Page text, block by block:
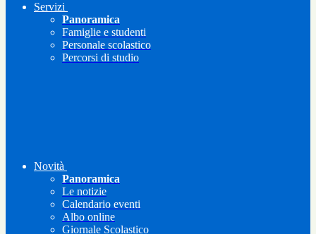
Servizi
Panoramica
Famiglie e studenti
Personale scolastico
Percorsi di studio
Novità
Panoramica
Le notizie
Calendario eventi
Albo online
Giornale Scolastico